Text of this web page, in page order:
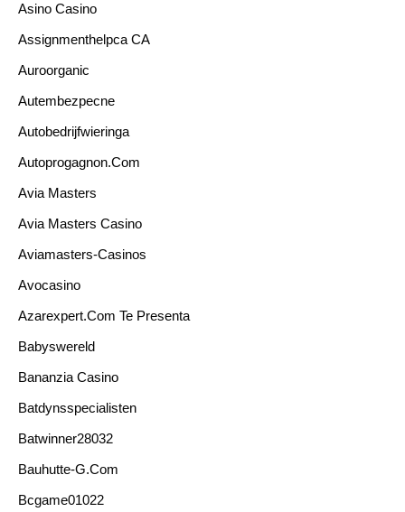
Asino Casino
Assignmenthelpca CA
Auroorganic
Autembezpecne
Autobedrijfwieringa
Autoprogagnon.com
Avia Masters
Avia Masters Casino
Aviamasters-Casinos
Avocasino
Azarexpert.com Te Presenta
Babyswereld
Bananzia Casino
Batdynsspecialisten
Batwinner28032
Bauhutte-G.com
Bcgame01022